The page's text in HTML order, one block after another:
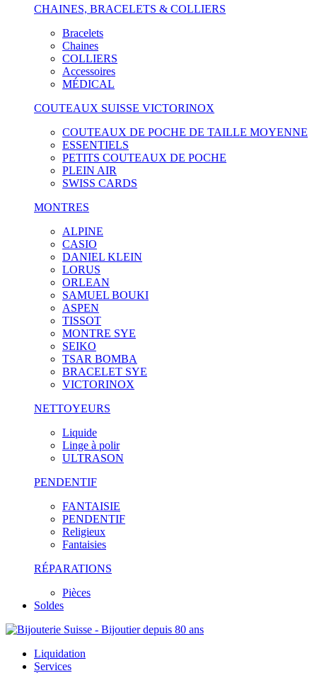
CHAINES, BRACELETS & COLLIERS
Bracelets
Chaines
COLLIERS
Accessoires
MÉDICAL
COUTEAUX SUISSE VICTORINOX
COUTEAUX DE POCHE DE TAILLE MOYENNE
ESSENTIELS
PETITS COUTEAUX DE POCHE
PLEIN AIR
SWISS CARDS
MONTRES
ALPINE
CASIO
DANIEL KLEIN
LORUS
ORLEAN
SAMUEL BOUKI
ASPEN
TISSOT
MONTRE SYE
SEIKO
TSAR BOMBA
BRACELET SYE
VICTORINOX
NETTOYEURS
Liquide
Linge à polir
ULTRASON
PENDENTIF
FANTAISIE
PENDENTIF
Religieux
Fantaisies
RÉPARATIONS
Pièces
Soldes
Liquidation
Services